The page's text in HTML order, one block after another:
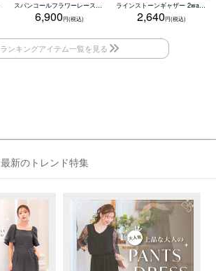
スパンコールフラワーレースアンクルストラップハイヒールセパレートパンプス (ベージュ)
6,900
ラインストーンギャザー 2wayプリーツクラッチバッグ(ベージュ/シルバー/ブラック/ホワイト/レッド)
2,640
最新のトレンド特集